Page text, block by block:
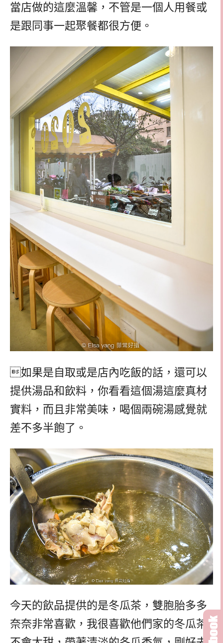
當店做的這麼溫馨，不管是一個人用餐或
是跟同事一起聚餐都很方便。
如果是自取或是店內吃飯的話，還可以
提供湯品和飲料，你看看這個湯這麼真材
實料，而且非常美味，喝個兩碗湯感覺就
差不多半飽了。
今天的飲品提供的是冬瓜茶，雙胞胎多多
奈奈非常喜歡，我很喜歡他們家的冬瓜茶